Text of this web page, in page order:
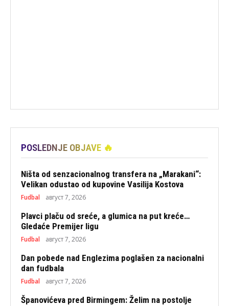
POSLEDNJE OBJAVE 🔥
Ništa od senzacionalnog transfera na „Marakani“:
Velikan odustao od kupovine Vasilija Kostova
Fudbal август 7, 2026
Plavci plaču od sreće, a glumica na put kreće…
Gledaće Premijer ligu
Fudbal август 7, 2026
Dan pobede nad Englezima poglašen za nacionalni
dan fudbala
Fudbal август 7, 2026
Španovićeva pred Birmingem: Želim na postolje